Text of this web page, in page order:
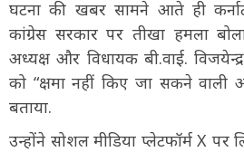
घटना की खबर सामने आते ही
कांग्रेस सरकार पर तीखा हमला
अध्यक्ष और विधायक बी.वाई.
को “क्षमा नहीं किए जा सकने वाली
बताया.
उन्होंने सोशल मीडिया प्लेटफॉर्म X